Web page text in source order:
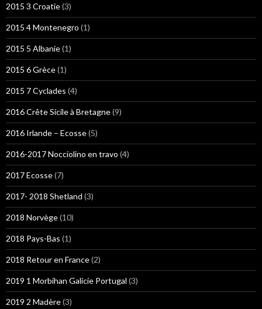
2015 3 Croatie(3)
2015 4 Montenegro (1)
2015 5 Albanie(1)
2015 6 Grèce(1)
2015 7 Cyclades (4)
2016 Crête Sicile à Bretagne(9)
2016 Irlande – Ecosse(5)
2016-2017 Nocciolino en travo (4)
2017 Ecosse(7)
2017- 2018 Shetland (3)
2018 Norvège(10)
2018 Pays-Bas (1)
2018 Retour en France(2)
2019 1 Morbihan Galicie Portugal (3)
2019 2 Madère(3)